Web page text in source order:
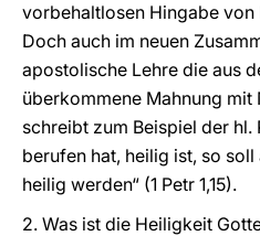
vorbehaltlosen Hingabe
Doch auch im neuen
apostolische Lehre die aus
überkommene Mahnung
schreibt zum Beispiel der hl.
berufen hat, heilig ist, so
heilig werden“ (1 Petr 1,15).
2. Was ist die Heiligkeit